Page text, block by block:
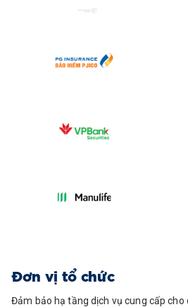
Đơn vị tổ chức
Đảm bảo hạ tầng dịch vụ cung cấp